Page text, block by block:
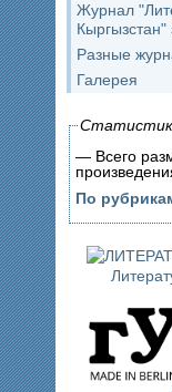
Журнал
Разные
Галерея
— Всего
По